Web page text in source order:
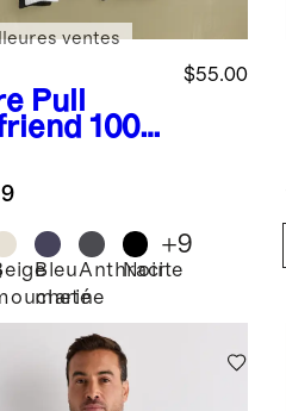
Pull
100
à
$55.00
ventes
Bleu
marine
Anthracite
Noir
+9